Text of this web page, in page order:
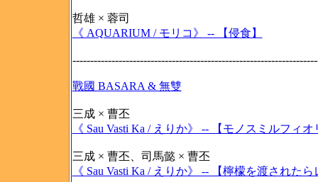
哲雄 × 蓉司
《 AQUARIUM / モリコ》 -- 【侵食】
戰國 BASARA & 無雙
三成 × 曹丕
《 Sau Vasti Ka / えりか》 -- 【モノスミルフィオ
三成 × 曹丕、司馬懿 × 曹丕
《 Sau Vasti Ka / えりか》 -- 【檸檬を渡された